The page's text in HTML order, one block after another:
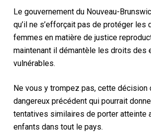
Le gouvernement du Nouveau-
qu’il ne s’efforçait pas de protéger les
femmes en matière de justice
maintenant il démantèle les droits des
vulnérables.
Ne vous y trompez pas, cette décision
dangereux précédent qui pourrait
tentatives similaires de porter atteinte
enfants dans tout le pays.